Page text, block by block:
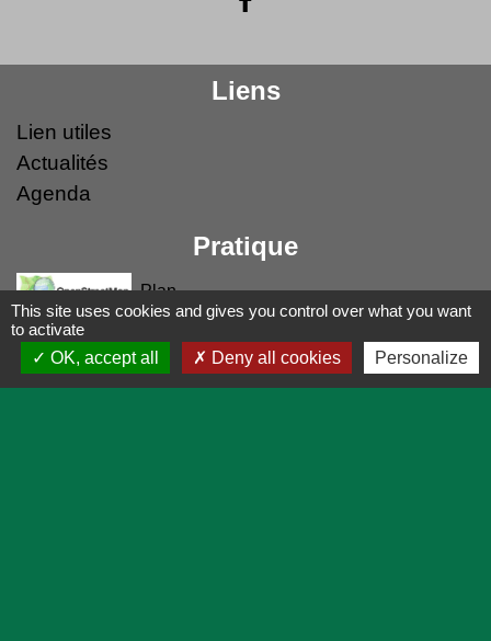
Liens
Lien utiles
Actualités
Agenda
Pratique
Plan
Démarches en ligne
Prévisions météo
This site uses cookies and gives you control over what you want
to activate
OK, accept all
Deny all cookies Personalize